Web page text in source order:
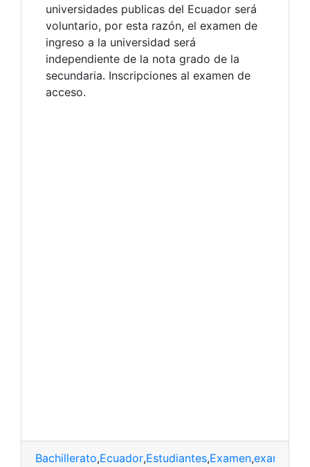
universidades publicas del Ecuador será
voluntario, por esta razón, el examen de
ingreso a la universidad será
independiente de la nota grado de la
secundaria. Inscripciones al examen de
acceso.
Bachillerato,Ecuador,Estudiantes,Examen,examen